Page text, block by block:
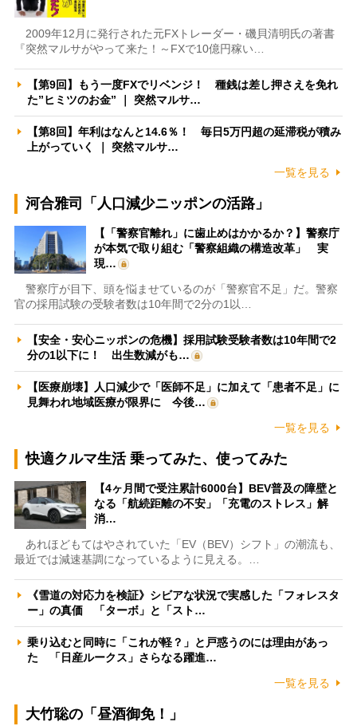
2009年12月に発行された元FXトレーダー・磯貝清明氏の著書
『突然マルサがやって来た！～FXで10億円稼い…
【第9回】もう一度FXでリベンジ！ 種銭は差し押さえを免れ
た”ヒミツのお金” ｜ 突然マルサ…
【第8回】年利はなんと14.6％！ 毎日5万円超の延滞税が積み
上がっていく ｜ 突然マルサ…
一覧を見る
河合雅司「人口減少ニッポンの活路」
【「警察官離れ」に歯止めはかかるか？】警察庁
が本気で取り組む「警察組織の構造改革」 実
現…
警察庁が目下、頭を悩ませているのが「警察官不足」だ。警察
官の採用試験の受験者数は10年間で2分の1以…
【安全・安心ニッポンの危機】採用試験受験者数は10年間で2
分の1以下に！ 出生数減がも…
【医療崩壊】人口減少で「医師不足」に加えて「患者不足」に
見舞われ地域医療が限界に 今後…
一覧を見る
快適クルマ生活 乗ってみた、使ってみた
【4ヶ月間で受注累計6000台】BEV普及の障壁と
なる「航続距離の不安」「充電のストレス」解
消…
あれほどもてはやされていた「EV（BEV）シフト」の潮流も、
最近では減速基調になっているように見える。…
《雪道の対応力を検証》シビアな状況で実感した「フォレスタ
ー」の真価 「ターボ」と「スト…
乗り込むと同時に「これが軽？」と戸惑うのには理由があっ
た 「日産ルークス」さらなる躍進…
一覧を見る
大竹聡の「昼酒御免！」